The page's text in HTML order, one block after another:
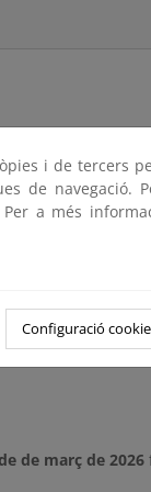
el
electrónico
plazo de
de març de 2026
i de tercers
de navegació.
a més
Configuració